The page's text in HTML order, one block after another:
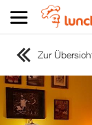
ZUR STARTSEITE
ZUR
Asiatisch
Zur